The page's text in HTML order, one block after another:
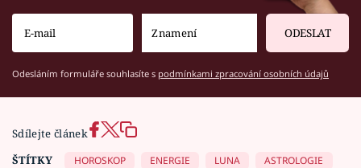
ODESLAT
Odesláním formuláře souhlasíte s podmínkami zpracování osobních údajů
Sdílejte článek
ŠTÍTKY
HOROSKOP ENERGIE LUNA
ASTROLOGIE